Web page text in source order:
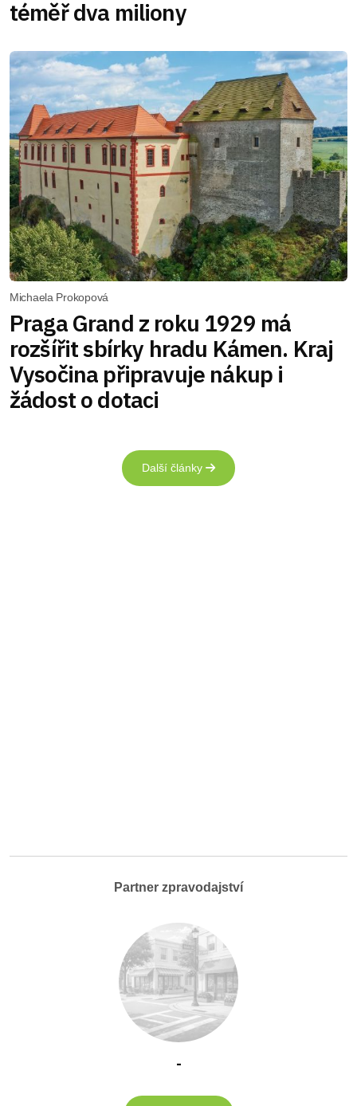
téměř dva miliony
Michaela Prokopová
Praga Grand z roku 1929 má
rozšířit sbírky hradu Kámen. Kraj
Vysočina připravuje nákup i
žádost o dotaci
Další články
Partner zpravodajství
-